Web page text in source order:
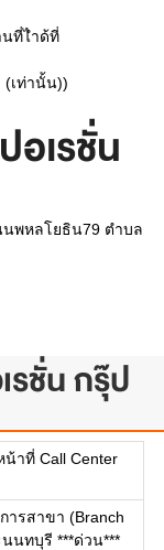
นที่ไำด้ที่
(เท่านั้น))
เรชั่น
นพหลโยธิน79 ตำบล
รชั่น กรุ๊ป
น้าที่ Call Center
ารสาขา (Branch
นนทบุรี ***ด่วน***